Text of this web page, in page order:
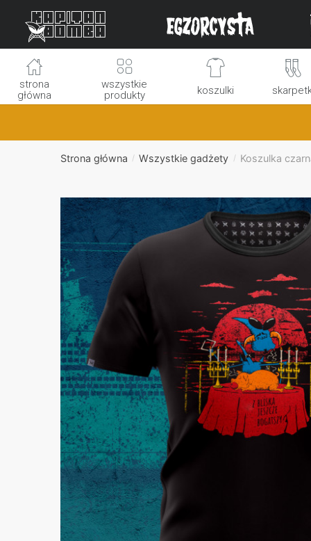
navigation
content
strona
główna
wszystkie
produkty
koszulki
Strona główna / Wszystkie gadżety / Koszulka